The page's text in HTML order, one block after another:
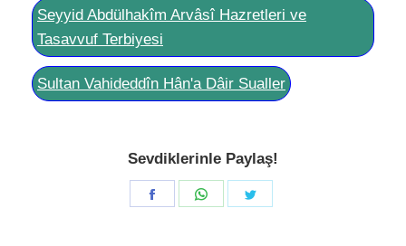
Seyyid Abdülhakîm Arvâsî Hazretleri ve
Tasavvuf Terbiyesi
Sultan Vahideddîn Hân'a Dâir Sualler
Sevdiklerinle Paylaş!
Share
Share